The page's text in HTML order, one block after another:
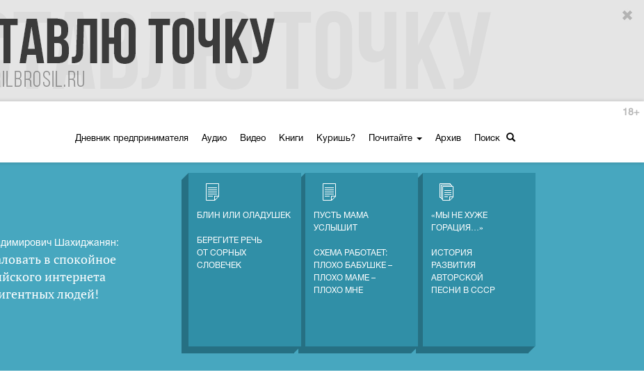
Дневник предпринимателя Аудио Видео Книги Куришь? Почитайте Архив Поиск
18+
Шахиджанян:
в спокойное
интернета
людей!
БЛИН ИЛИ ОЛАДУШЕК
БЕРЕГИТЕ РЕЧЬ
ОТ СОРНЫХ
СЛОВЕЧЕК
ПУСТЬ МАМА
УСЛЫШИТ
СХЕМА РАБОТАЕТ:
ПЛОХО БАБУШКЕ –
ПЛОХО МАМЕ –
ПЛОХО МНЕ
«МЫ НЕ ХУЖЕ
ГОРАЦИЯ…»
ИСТОРИЯ
РАЗВИТИЯ
АВТОРСКОЙ
ПЕСНИ В СССР